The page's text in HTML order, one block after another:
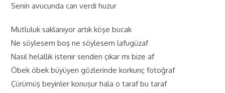
Senin avucunda can verdi huzur
Mutluluk saklanıyor artık köşe bucak
Ne söylesem boş ne söylesem lafugüzaf
Nasıl helallik istenir senden çıkar mı bize af
Öbek öbek büyüyen gözlerinde korkunç fotoğraf
Çürümüş beyinler konuşur hala o taraf bu taraf